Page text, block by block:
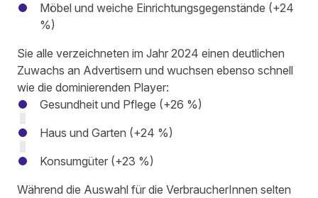
Möbel und weiche Einrichtungsgegenstände (+24
%)
Sie alle verzeichneten im Jahr 2024 einen deutlichen
Zuwachs an Advertisern und wuchsen ebenso schnell
wie die dominierenden Player:
Gesundheit und Pflege (+26 %)
Haus und Garten (+24 %)
Konsumgüter (+23 %)
Während die Auswahl für die VerbraucherInnen selten